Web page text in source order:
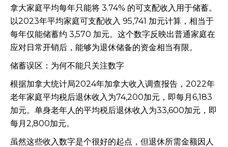
拿大家庭平均每年只能将 3.74% 的可支配收入用于储蓄。
以2023年平均家庭可支配收入 95,741 加元计算，相当于
每年仅能储蓄约 3,570 加元。这个数字反映出普通家庭在
应对日常开销后，能够为退休储备的资金相当有限。
储蓄误区：为何不能只关注数字
根据加拿大统计局2024年加拿大收入调查报告，2022年
老年家庭平均税后退休收入为74,200加元，即每月6,183
加元。单身老年人的平均税后退休收入为33,600加元，即
每月2,800加元。
虽然这些收入数字是个很好的起点，但退休所需金额因人